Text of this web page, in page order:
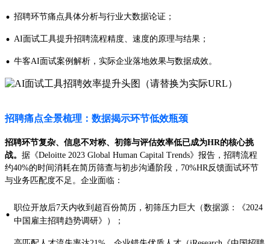
· 招聘环节痛点具体分析与行业大数据论证；
· AI面试工具提升招聘流程精度、速度的原理与结果；
· 牛客AI面试案例解析，实际企业落地效果与数据成效。
招聘痛点全景梳理：数据揭示环节低效瓶颈
招聘环节复杂、信息不对称、初筛与评估效率低已成为HR的核心挑
战。 据《Deloitte 2023 Global Human Capital Trends》报告，招聘流程
约40%的时间消耗在简历筛查与初步沟通阶段，70%HR反馈面试环节
与业务匹配度不足。企业面临：
· 职位开放后7天内收到超百份简历，初筛压力巨大（数据源：《2024
中国雇主招聘趋势调研》）；